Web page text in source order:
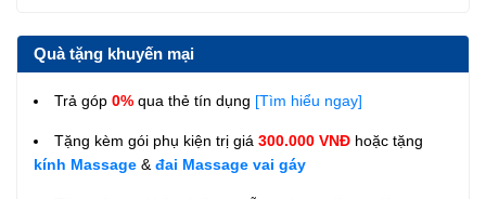
Quà tặng khuyến mại
Trả góp 0% qua thẻ tín dụng [Tìm hiểu ngay]
Tặng kèm gói phụ kiện trị giá 300.000 VNĐ hoặc tặng
kính Massage & đai Massage vai gáy